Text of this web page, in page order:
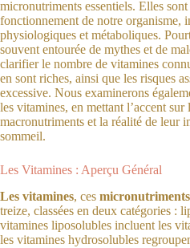
micronutriments essentiels. Elles
fonctionnement de notre organisme,
physiologiques et métaboliques.
souvent entourée de mythes et de
clarifier le nombre de vitamines
en sont riches, ainsi que les risques
excessive. Nous examinerons
les vitamines, en mettant l’accent sur
macronutriments et la réalité de leur
sommeil.
Les Vitamines : Aperçu Général
Les vitamines, ces micronutriments
treize, classées en deux catégories :
vitamines liposolubles incluent les
les vitamines hydrosolubles